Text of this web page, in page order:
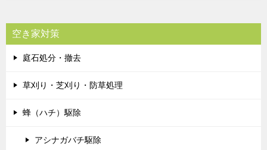
空き家対策
庭石処分・撤去
草刈り・芝刈り・防草処理
蜂（ハチ）駆除
アシナガバチ駆除